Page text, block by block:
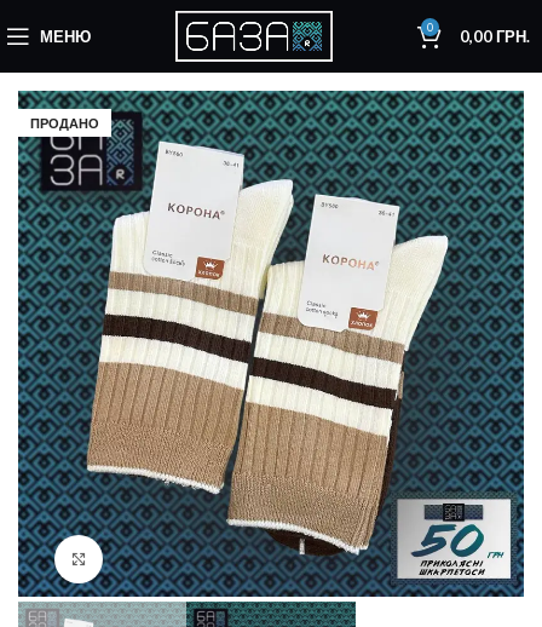
МЕНЮ 0 0,00ГРН.
ПРОДАНО
Натисніть, щоб збільшити